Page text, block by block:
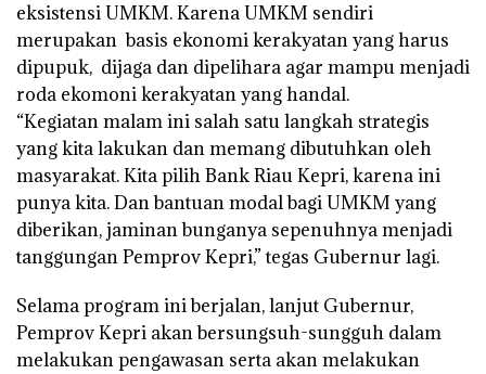
eksistensi UMKM. Karena UMKM sendiri
merupakan basis ekonomi kerakyatan yang harus
dipupuk, dijaga dan dipelihara agar mampu menjadi
roda ekomoni kerakyatan yang handal.
“Kegiatan malam ini salah satu langkah strategis
yang kita lakukan dan memang dibutuhkan oleh
masyarakat. Kita pilih Bank Riau Kepri, karena ini
punya kita. Dan bantuan modal bagi UMKM yang
diberikan, jaminan bunganya sepenuhnya menjadi
tanggungan Pemprov Kepri,” tegas Gubernur lagi.
Selama program ini berjalan, lanjut Gubernur,
Pemprov Kepri akan bersungsuh-sungguh dalam
melakukan pengawasan serta akan melakukan